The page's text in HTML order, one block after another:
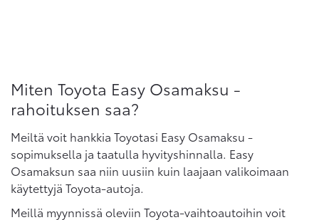
Miten Toyota Easy Osamaksu -
rahoituksen saa?
Meiltä voit hankkia Toyotasi Easy Osamaksu -
sopimuksella ja taatulla hyvityshinnalla. Easy
Osamaksun saa niin uusiin kuin laajaan valikoimaan
käytettyjä Toyota-autoja.
Meillä myynnissä oleviin Toyota-vaihtoautoihin voit